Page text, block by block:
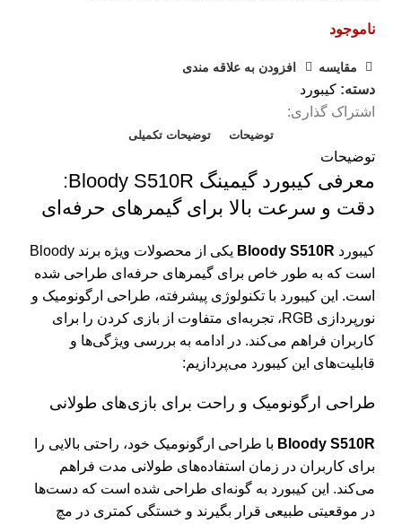
ناموجود
مقايسه افزودن به علاقه مندی
دسته: کیبورد
اشتراک گذاری:
توضیحات توضیحات تکمیلی
توضیحات
معرفی کیبورد گیمینگ Bloody S510R:
دقت و سرعت بالا برای گیمرهای حرفه‌ای
کیبورد Bloody S510R
یکی از محصولات ویژه برند Bloody
است که به طور خاص برای گیمرهای حرفه‌ای طراحی شده
است. این کیبورد با تکنولوژی پیشرفته، طراحی ارگونومیک و
نورپردازی RGB، تجربه‌ای متفاوت از بازی کردن را برای
کاربران فراهم می‌کند. در ادامه به بررسی ویژگی‌ها و
قابلیت‌های این کیبورد می‌پردازیم:
طراحی ارگونومیک و راحت برای بازی‌های طولانی
Bloody S510R با طراحی ارگونومیک خود، راحتی بالایی را
برای کاربران در زمان استفاده‌های طولانی مدت فراهم
می‌کند. این کیبورد به گونه‌ای طراحی شده است که دست‌ها
در موقعیتی طبیعی قرار بگیرند و خستگی کمتری در مچ